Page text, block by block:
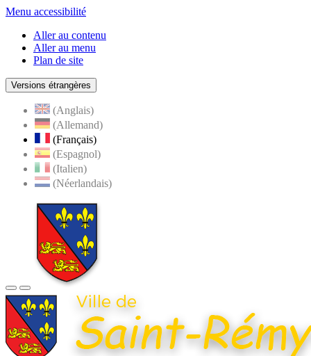
Menu accessibilité
Aller au contenu
Aller au menu
Plan de site
Versions étrangères
(Anglais)
(Allemand)
(Français)
(Espagnol)
(Italien)
(Néerlandais)